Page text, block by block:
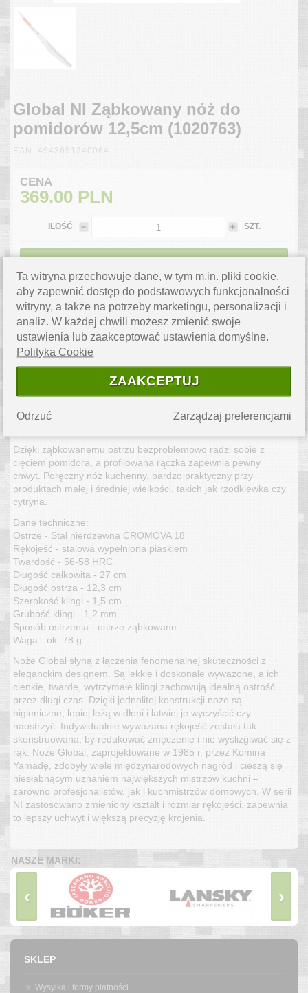
Global NI Ząbkowany nóż do
pomidorów 12,5cm (1020763)
EAN: 4943691240064
CENA
369.00 PLN
ILOŚĆ SZT.
WYSYŁKA 3 DNI
ZAPYTAJ O PRODUKT
Masz pytanie? Napisz do nas,
chętnie pomożemy.
WYSYŁKA W 3 DNI
Szacowany koszt przesyłki
OPIS PRODUKTU
Dzięki ząbkowanemu ostrzu bezproblemowo radzi sobie z
cięciem pomidora, a profilowana rączka zapewnia pewny
chwyt. Poręczny nóż kuchenny, bardzo praktyczny przy
produktach małej i średniej wielkości, takich jak rzodkiewka czy
cytryna.
Dane techniczne:
Ostrze - Stal nierdzewna CROMOVA 18
Rękojeść - stalowa wypełniona piaskiem
Twardość - 56-58 HRC
Długość całkowita - 27 cm
Długość ostrza - 12,3 cm
Szerokość klingi - 1,5 cm
Grubość klingi - 1,2 mm
Sposób ostrzenia - ostrze ząbkowane
Waga - ok. 78 g
Noże Global słyną z łączenia fenomenalnej skuteczności z
eleganckim designem. Są lekkie i doskonale wyważone, a ich
cienkie, twarde, wytrzymałe klingi zachowują idealną ostrość
przez długi czas. Dzięki jednolitej konstrukcji noże są
higieniczne, lepiej leżą w dłoni i łatwiej je wyczyścić czy
naostrzyć. Indywidualnie wyważana rękojeść została tak
skonstruowana, by redukować zmęczenie i nie wyślizgiwać się z
rąk. Noże Global, zaprojektowane w 1985 r. przez Komina
Yamadę, zdobyły wiele międzynarodowych nagród i cieszą się
niesłabnącym uznaniem największych mistrzów kuchni –
zarówno profesjonalistów, jak i kuchmistrzów domowych. W serii
NI zastosowano zmieniony kształt i rozmiar rękojeści, zapewnia
to lepszy uchwyt i większą precyzję krojenia.
NASZE MARKI:
‹ ›
SKLEP
Wysyłka i formy płatności
Ta witryna przechowuje dane, w tym m.in. pliki cookie,
aby zapewnić dostęp do podstawowych funkcjonalności
witryny, a także na potrzeby marketingu, personalizacji i
analiz. W każdej chwili możesz zmienić swoje
ustawienia lub zaakceptować ustawienia domyślne.
Polityka Cookie
ZAAKCEPTUJ
Zarządzaj preferencjami
Odrzuć